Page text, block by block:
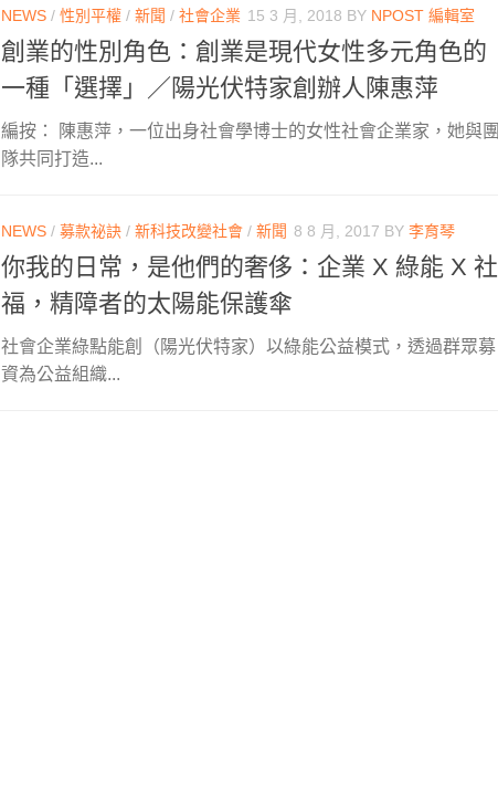
NEWS / 性別平權 / 新聞 / 社會企業 15 3 月, 2018 BY NPOST 編輯室
創業的性別角色：創業是現代女性多元角色的
一種「選擇」／陽光伏特家創辦人陳惠萍
編按： 陳惠萍，一位出身社會學博士的女性社會企業家，她與團
隊共同打造...
NEWS / 募款祕訣 / 新科技改變社會 / 新聞 8 8 月, 2017 BY 李育琴
你我的日常，是他們的奢侈：企業 X 綠能 X 社
福，精障者的太陽能保護傘
社會企業綠點能創（陽光伏特家）以綠能公益模式，透過群眾募
資為公益組織...